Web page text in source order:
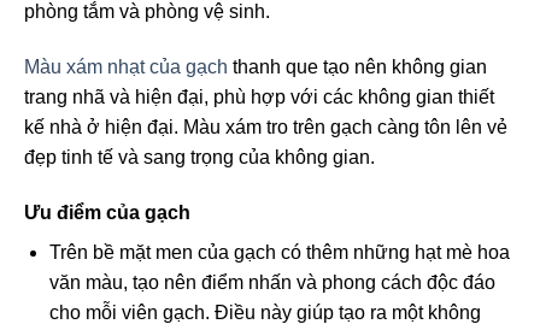
phòng tắm và phòng vệ sinh.
Màu xám nhạt của gạch thanh que tạo nên không gian
trang nhã và hiện đại, phù hợp với các không gian thiết
kế nhà ở hiện đại. Màu xám tro trên gạch càng tôn lên vẻ
đẹp tinh tế và sang trọng của không gian.
Ưu điểm của gạch
Trên bề mặt men của gạch có thêm những hạt mè hoa
văn màu, tạo nên điểm nhấn và phong cách độc đáo
cho mỗi viên gạch. Điều này giúp tạo ra một không